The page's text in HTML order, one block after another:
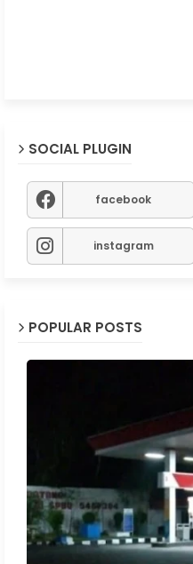
SOCIAL PLUGIN
facebook
instagram
POPULAR POSTS